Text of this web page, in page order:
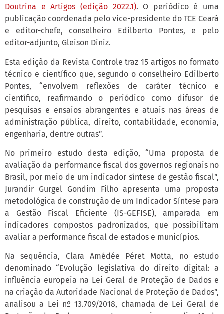
Doutrina e Artigos (edição 2022.1). O periódico é uma
publicação coordenada pelo vice-presidente do TCE Ceará
e editor-chefe, conselheiro Edilberto Pontes, e pelo
editor-adjunto, Gleison Diniz.
Esta edição da Revista Controle traz 15 artigos no formato
técnico e científico que, segundo o conselheiro Edilberto
Pontes, “envolvem reflexões de caráter técnico e
científico, reafirmando o periódico como difusor de
pesquisas e ensaios abrangentes e atuais nas áreas de
administração pública, direito, contabilidade, economia,
engenharia, dentre outras”.
No primeiro estudo desta edição, “Uma proposta de
avaliação da performance fiscal dos governos regionais no
Brasil, por meio de um indicador síntese de gestão fiscal”,
Jurandir Gurgel Gondim Filho apresenta uma proposta
metodológica de construção de um Indicador Síntese para
a Gestão Fiscal Eficiente (IS-GEFISE), amparada em
indicadores compostos padronizados, que possibilitam
avaliar a performance fiscal de estados e municípios.
Na sequência, Clara Amédée Péret Motta, no estudo
denominado “Evolução legislativa do direito digital: a
influência europeia na Lei Geral de Proteção de Dados e
na criação da Autoridade Nacional de Proteção de Dados”,
analisou a Lei nº 13.709/2018, chamada de Lei Geral de